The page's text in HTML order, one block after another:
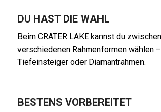
DU HAST DIE WAHL
Beim CRATER LAKE kannst du
verschiedenen Rahmenformen wählen –
Tiefeinsteiger oder Diamantrahmen.
BESTENS VORBEREITET